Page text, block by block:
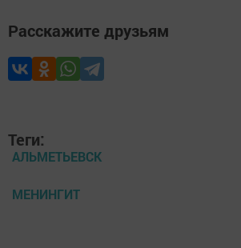
Расскажите друзьям
Теги:
АЛЬМЕТЬЕВСК
МЕНИНГИТ